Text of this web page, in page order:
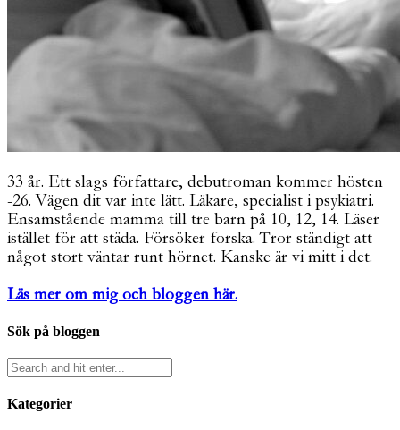
33 år. Ett slags författare, debutroman kommer hösten
-26. Vägen dit var inte lätt. Läkare, specialist i psykiatri.
Ensamstående mamma till tre barn på 10, 12, 14. Läser
istället för att städa. Försöker forska. Tror ständigt att
något stort väntar runt hörnet. Kanske är vi mitt i det.
Läs mer om mig och bloggen här.
Sök på bloggen
Kategorier